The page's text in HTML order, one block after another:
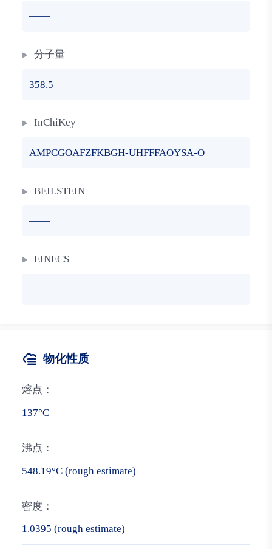
——
分子量
358.5
InChiKey
AMPCGOAFZFKBGH-UHFFFAOYSA-O
BEILSTEIN
——
EINECS
——
物化性质
熔点：
137°C
沸点：
548.19°C (rough estimate)
密度：
1.0395 (rough estimate)